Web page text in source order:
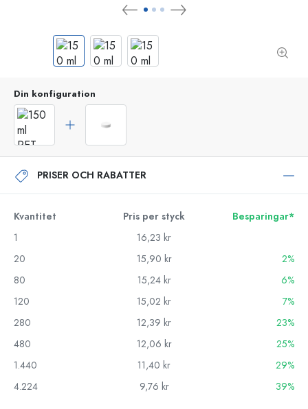
Din konfiguration
PRISER OCH RABATTER
Kvantitet Pris per styck
Besparingar*
1
16,23 kr
20
15,90 kr
2%
80
15,24 kr
6%
120
15,02 kr
7%
280
12,39 kr
23%
480
12,06 kr
25%
1.440
11,40 kr
29%
4.224
9,76 kr 39%